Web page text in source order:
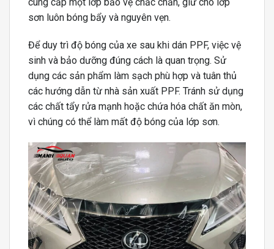
sơn luôn bóng bẩy và nguyên vẹn.
Để duy trì độ bóng của xe sau khi dán PPF, việc vệ
sinh và bảo dưỡng đúng cách là quan trọng. Sử
dụng các sản phẩm làm sạch phù hợp và tuân thủ
các hướng dẫn từ nhà sản xuất PPF. Tránh sử dụng
các chất tẩy rửa mạnh hoặc chứa hóa chất ăn mòn,
vì chúng có thể làm mất độ bóng của lớp sơn.